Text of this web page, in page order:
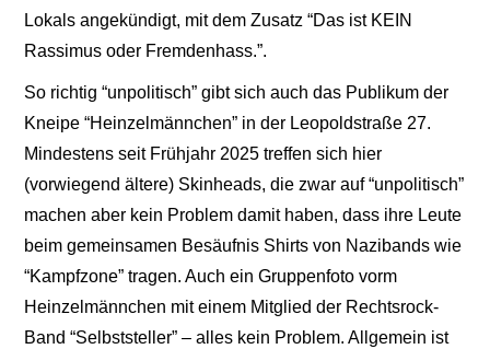
Lokals angekündigt, mit dem Zusatz “Das ist KEIN
Rassimus oder Fremdenhass.”.
So richtig “unpolitisch” gibt sich auch das Publikum der
Kneipe “Heinzelmännchen” in der Leopoldstraße 27.
Mindestens seit Frühjahr 2025 treffen sich hier
(vorwiegend ältere) Skinheads, die zwar auf “unpolitisch”
machen aber kein Problem damit haben, dass ihre Leute
beim gemeinsamen Besäufnis Shirts von Nazibands wie
“Kampfzone” tragen. Auch ein Gruppenfoto vorm
Heinzelmännchen mit einem Mitglied der Rechtsrock-
Band “Selbststeller” – alles kein Problem. Allgemein ist